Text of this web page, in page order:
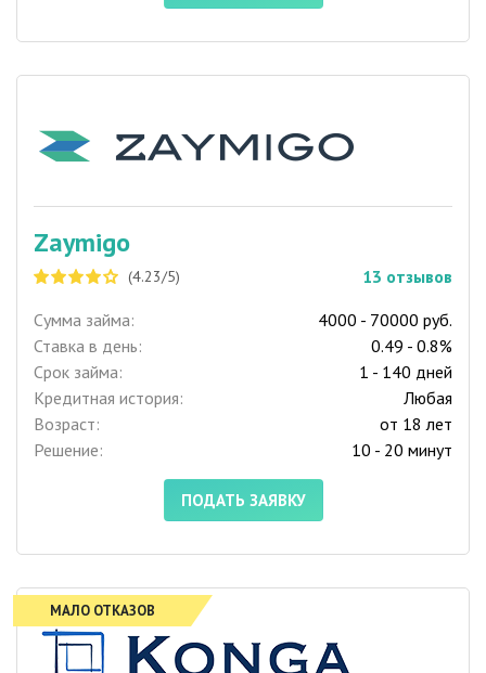
Zaymigo
(4.23/5) 13 отзывов
Сумма займа:
4000 - 70000 руб.
Ставка в день:
0.49 - 0.8%
Срок займа:
1 - 140 дней
Кредитная история:
Любая
Возраст:
от 18 лет
Решение:
10 - 20 минут
ПОДАТЬ ЗАЯВКУ
МАЛО ОТКАЗОВ